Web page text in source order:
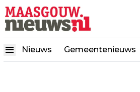
Nieuws Gemeentenieuws